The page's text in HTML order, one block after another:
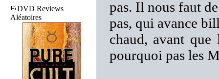
DVD Reviews
Aléatoires
pas. Il nous faut
pas, qui avance
chaud, avant
pourquoi pas les